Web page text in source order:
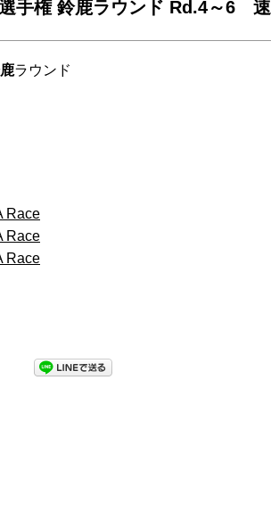
手権 鈴鹿ラウンド Rd.4～6 速
ラウンド
Race
Race
Race